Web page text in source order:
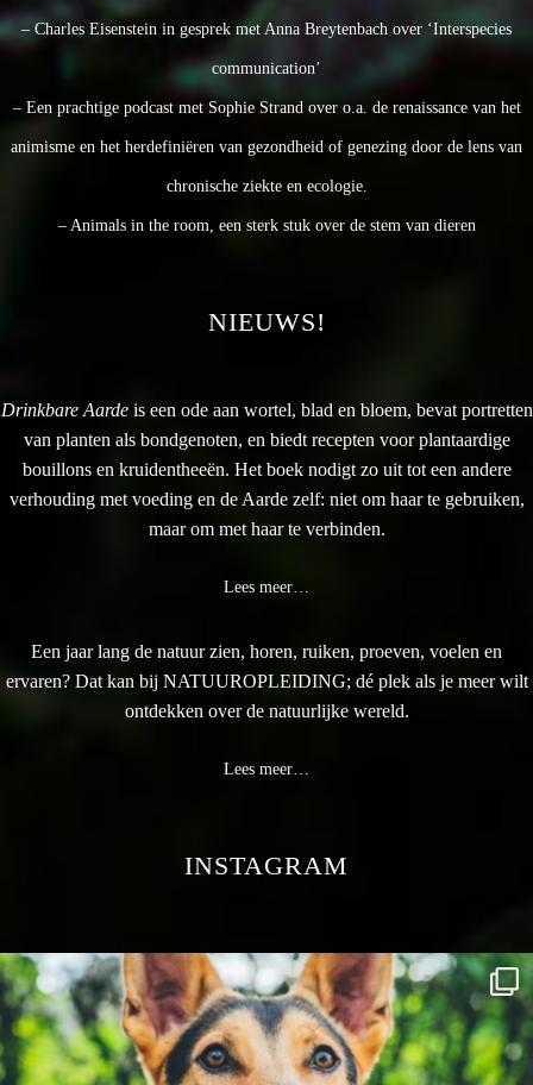
– Charles Eisenstein in gesprek met Anna Breytenbach over ‘Interspecies
communication’
– Een prachtige podcast met Sophie Strand over o.a. de renaissance van het
animisme en het herdefiniëren van gezondheid of genezing door de lens van
chronische ziekte en ecologie.
– Animals in the room, een sterk stuk over de stem van dieren
NIEUWS!
Drinkbare Aarde is een ode aan wortel, blad en bloem, bevat portretten
van planten als bondgenoten, en biedt recepten voor plantaardige
bouillons en kruidentheeën. Het boek nodigt zo uit tot een andere
verhouding met voeding en de Aarde zelf: niet om haar te gebruiken,
maar om met haar te verbinden.
Lees meer…
Een jaar lang de natuur zien, horen, ruiken, proeven, voelen en
ervaren? Dat kan bij NATUUROPLEIDING; dé plek als je meer wilt
ontdekken over de natuurlijke wereld.
Lees meer…
INSTAGRAM